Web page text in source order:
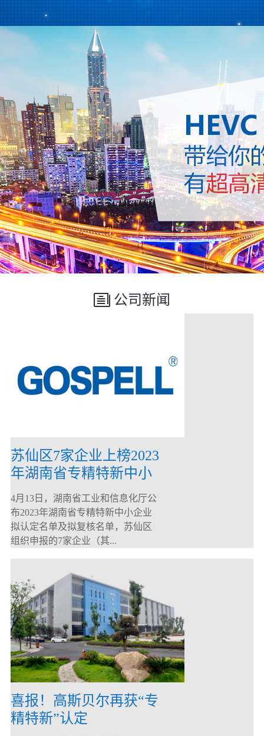
公司新闻
苏仙区7家企业上榜2023
年湖南省专精特新中小
企业
4月13日，湖南省工业和信息化厅公
布2023年湖南省专精特新中小企业
拟认定名单及拟复核名单，苏仙区
组织申报的7家企业（其...
喜报！高斯贝尔再获“专
精特新”认定